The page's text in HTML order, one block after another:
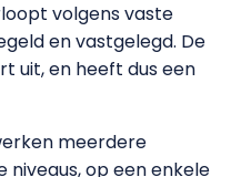
volgens vaste
en vastgelegd. De
uit, en heeft dus een
meerdere
niveaus, op een enkele